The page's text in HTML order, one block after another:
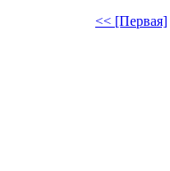
<< [Первая]